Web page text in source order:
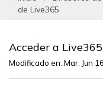
de Live365
Acceder a
Modificado en: Mar, Jun